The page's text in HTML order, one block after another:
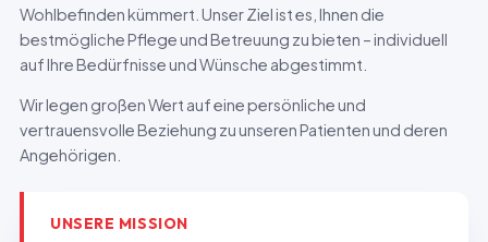
Wohlbefinden kümmert. Unser Ziel ist es, Ihnen die
bestmögliche Pflege und Betreuung zu bieten – individuell
auf Ihre Bedürfnisse und Wünsche abgestimmt.
Wir legen großen Wert auf eine persönliche und
vertrauensvolle Beziehung zu unseren Patienten und deren
Angehörigen.
UNSERE MISSION